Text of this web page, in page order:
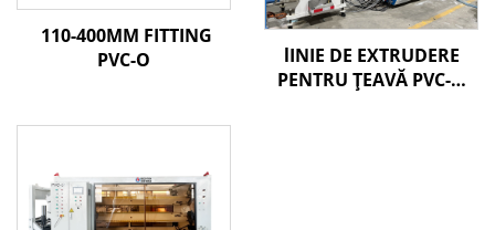
110-400MM FITTING
PVC-O
lINIE DE EXTRUDERE
PENTRU ȚEAVĂ PVC-O